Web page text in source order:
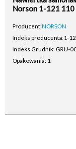
Norson 1-121
Producent:NORSON
Indeks producenta:1-
Indeks Grudnik: GRU-
Opakowania: 1